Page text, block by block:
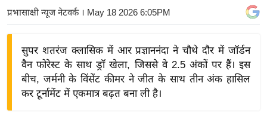
ज़
ने
द्यो
प्रभासाक्षी न्यूज नेटवर्क। May 18 2026 6:05PM
सुपर शतरंज क्लासिक में आर प्रज्ञाननंदा ने चौथे दौर में जॉर्डन
वैन फोरेस्ट के साथ ड्रॉ खेला, जिससे वे 2.5 अंकों पर हैं। इस
बीच, जर्मनी के विंसेंट कीमर ने जीत के साथ तीन अंक हासिल
कर टूर्नामेंट में एकमात्र बढ़त बना ली है।